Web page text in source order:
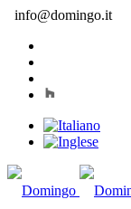
info@domingo.it